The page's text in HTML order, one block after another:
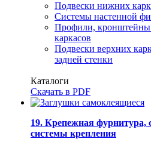
Подвески нижних
Системы настенной
Профили, кронштейны
каркасов
Подвески верхних
задней стенки
Каталоги
Скачать в PDF
19. Крепежная фурнитура,
системы крепления